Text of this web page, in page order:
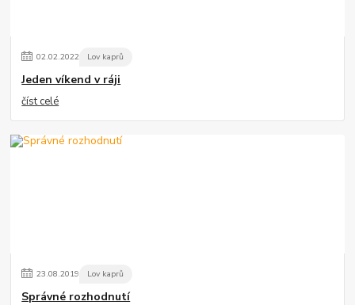
02.02.2022 Lov kaprů
Jeden víkend v ráji
číst celé
23.08.2019 Lov kaprů
Správné rozhodnutí